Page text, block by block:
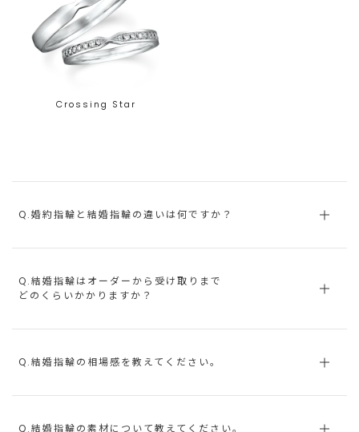
Crossing Star
Q.婚約指輪と結婚指輪の違いは何ですか？
Q.結婚指輪はオーダーから受け取りまで
どのくらいかかりますか？
Q.結婚指輪の相場感を教えてください。
Q.結婚指輪の素材について教えてください。